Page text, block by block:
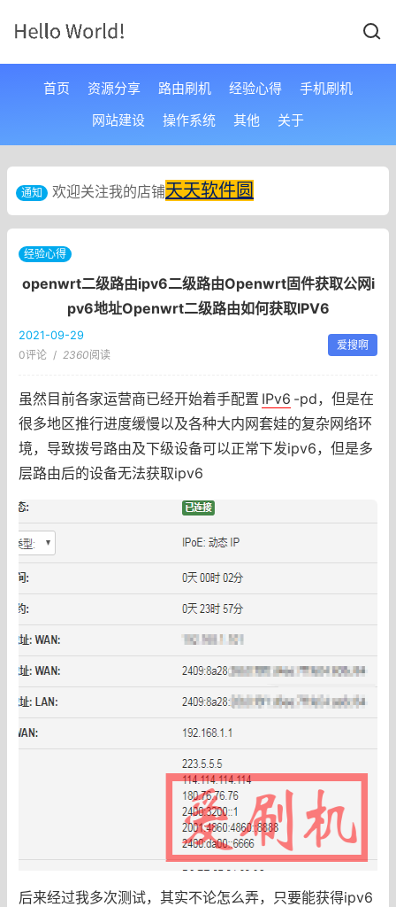
首页 资源分享 路由刷机 经验心得
手机刷机
网站建设
操作系统 其他 关于
通知 欢迎关注我的店铺天天软件圆
经验心得
openwrt二级路由ipv6二级路由Openwrt固件获取公网i
pv6地址Openwrt二级路由如何获取IPV6
2021-09-29
0评论 / 2360阅读
爱搜啊
虽然目前各家运营商已经开始着手配置 IPv6 -pd，但是在
很多地区推行进度缓慢以及各种大内网套娃的复杂网络环
境，导致拨号路由及下级设备可以正常下发ipv6，但是多
层路由后的设备无法获取ipv6
后来经过我多次测试，其实不论怎么弄，只要能获得ipv6